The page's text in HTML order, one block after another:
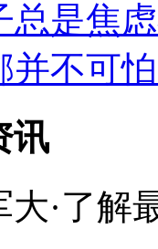
总是焦
并不可
讯
大·了解